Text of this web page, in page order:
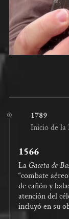
1789
Inicio de la
1566
LaGaceta de
“combate
de cañón y
atención del
incluyó en su